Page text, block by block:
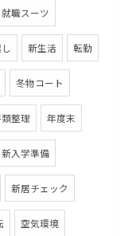
就職スーツ
新生活 転勤
冬物コート
整理 年度末
新入学準備
新居チェック
空気環境